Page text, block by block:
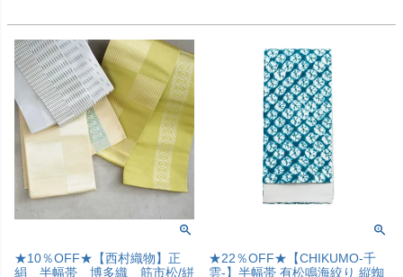
★10％OFF★【西村織物】正
絹 半幅帯 博多織 筋市松/絣
★22％OFF★【CHIKUMO-千
雲-】半幅帯 有松鳴海絞り 縦蜘